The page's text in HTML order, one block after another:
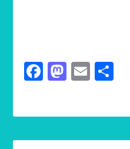
Facebook
Mastodon
Email